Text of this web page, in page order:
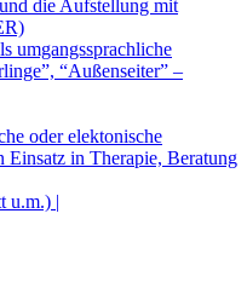
die Aufstellung mit
umgangssprachliche
“Außenseiter” –
oder elektonische
in Therapie, Beratung
u.m.) |